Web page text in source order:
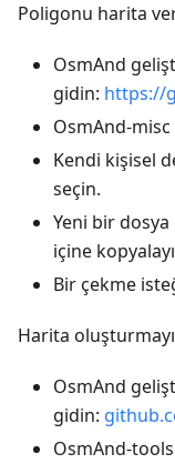
Poligonu harita
OsmAnd
gidin: https://
OsmAnd-
Kendi kişisel
seçin.
Yeni bir
içine
Bir çekme
Harita
OsmAnd
gidin:
OsmAnd-